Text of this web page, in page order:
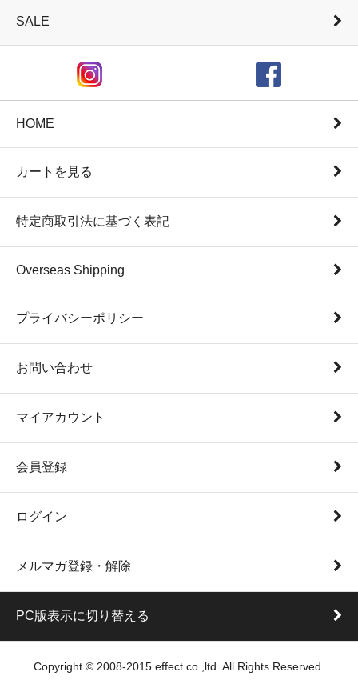
SALE
HOME
カートを見る
特定商取引法に基づく表記
Overseas Shipping
プライバシーポリシー
お問い合わせ
マイアカウント
会員登録
ログイン
メルマガ登録・解除
PC版表示に切り替える
Copyright © 2008-2015 effect.co.,ltd. All Rights Reserved.